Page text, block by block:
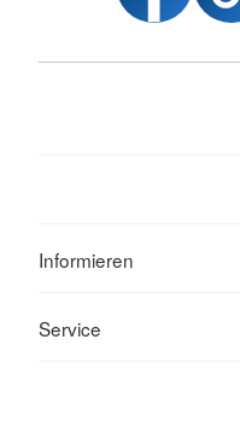
Informieren
Service